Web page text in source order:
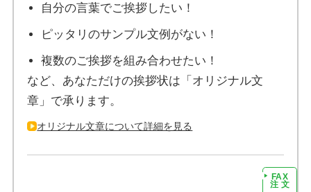
自分の言葉でご挨拶したい！
ピッタリのサンプル文例がない！
複数のご挨拶を組み合わせたい！
など、あなただけの挨拶状は「オリジナル文
章」で承ります。
オリジナル文章について詳細を見る
FAX
注 文